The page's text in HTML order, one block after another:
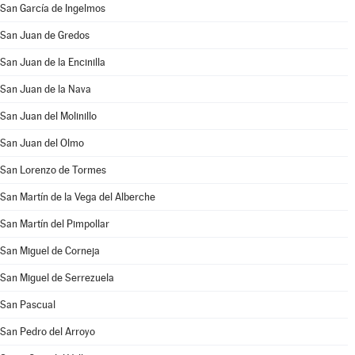
San García de Ingelmos
San Juan de Gredos
San Juan de la Encinilla
San Juan de la Nava
San Juan del Molinillo
San Juan del Olmo
San Lorenzo de Tormes
San Martín de la Vega del Alberche
San Martín del Pimpollar
San Miguel de Corneja
San Miguel de Serrezuela
San Pascual
San Pedro del Arroyo